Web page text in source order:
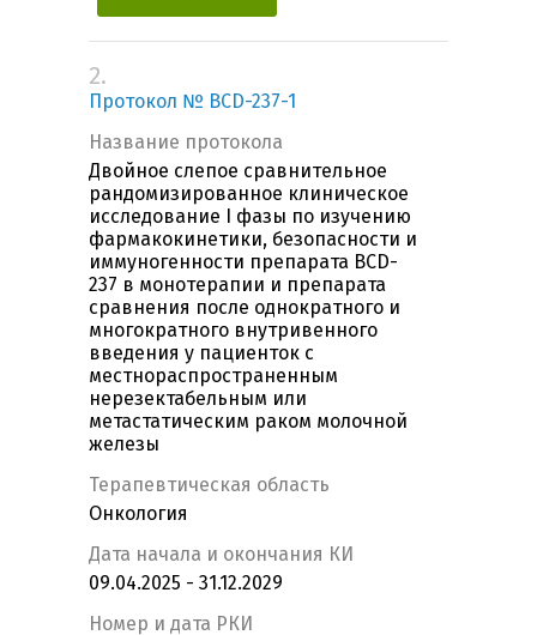
2.
Протокол № BCD-237-1
Название протокола
Двойное слепое сравнительное
рандомизированное клиническое
исследование I фазы по изучению
фармакокинетики, безопасности и
иммуногенности препарата BCD-
237 в монотерапии и препарата
сравнения после однократного и
многократного внутривенного
введения у пациенток с
местнораспространенным
нерезектабельным или
метастатическим раком молочной
железы
Терапевтическая область
Онкология
Дата начала и окончания КИ
09.04.2025 - 31.12.2029
Номер и дата РКИ